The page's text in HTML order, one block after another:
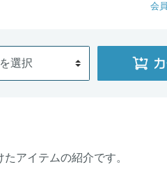
会員
アイテムの紹介です。